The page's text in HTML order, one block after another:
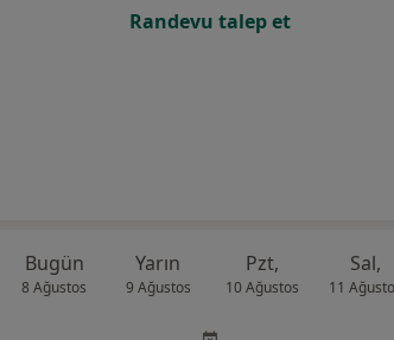
Randevu talep et
Bugün
8 Ağustos
Yarın
9 Ağustos
Pzt,
10 Ağustos
Sal,
11